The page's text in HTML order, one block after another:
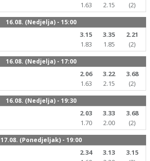
1.63
2.15 (2)
16.08. (Nedjelja) - 15:00
3.15 3.35
2.21
1.83
1.85 (2)
16.08. (Nedjelja) - 17:00
2.06 3.22
3.68
1.63
2.15 (2)
16.08. (Nedjelja) - 19:30
2.03 3.33
3.68
1.70
2.00 (2)
17.08. (Ponedjeljak) - 19:00
2.34 3.13
3.15